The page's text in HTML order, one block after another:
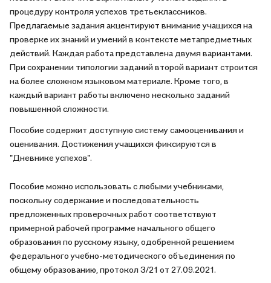
процедуру контроля успехов третьеклассников.
Предлагаемые задания акцентируют внимание учащихся на
проверке их знаний и умений в контексте метапредметных
действий. Каждая работа представлена двумя вариантами.
При сохранении типологии заданий второй вариант строится
на более сложном языковом материале. Кроме того, в
каждый вариант работы включено несколько заданий
повышенной сложности.
Пособие содержит доступную систему самооценивания и
оценивания. Достижения учащихся фиксируются в
"Дневнике успехов".
Пособие можно использовать с любыми учебниками,
поскольку содержание и последовательность
предложенных проверочных работ соответствуют
примерной рабочей программе начального общего
образования по русскому языку, одобренной решением
федерального учебно-методического объединения по
общему образованию, протокол 3/21 от 27.09.2021.